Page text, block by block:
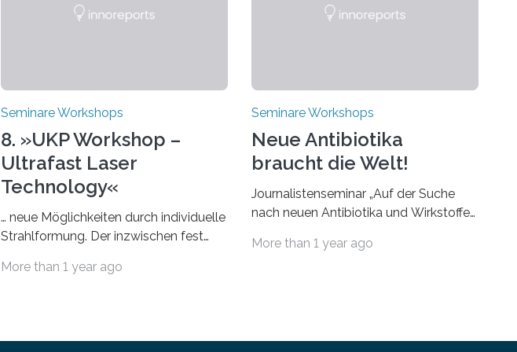
Seminare Workshops
8. »UKP Workshop –
Ultrafast Laser
Technology«
… neue Möglichkeiten durch individuelle
Strahlformung. Der inzwischen fest
zwei Jahre führende Expertinnen und
More than 1 year ago
Seminare Workshops
Neue Antibiotika
braucht die Welt!
Journalistenseminar „Auf der Suche
nach neuen Antibiotika und Wirkstoffen
DSMZ in Braunschweig am 14.
Antibiotika-Resistenzen und Millionen
More than 1 year ago